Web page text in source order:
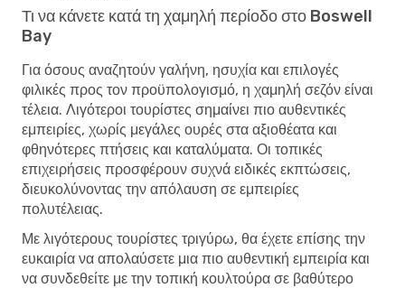
Τι να κάνετε κατά τη χαμηλή περίοδο στο Boswell
Bay
Για όσους αναζητούν γαλήνη, ησυχία και επιλογές
φιλικές προς τον προϋπολογισμό, η χαμηλή σεζόν είναι
τέλεια. Λιγότεροι τουρίστες σημαίνει πιο αυθεντικές
εμπειρίες, χωρίς μεγάλες ουρές στα αξιοθέατα και
φθηνότερες πτήσεις και καταλύματα. Οι τοπικές
επιχειρήσεις προσφέρουν συχνά ειδικές εκπτώσεις,
διευκολύνοντας την απόλαυση σε εμπειρίες
πολυτέλειας.
Με λιγότερους τουρίστες τριγύρω, θα έχετε επίσης την
ευκαιρία να απολαύσετε μια πιο αυθεντική εμπειρία και
να συνδεθείτε με την τοπική κουλτούρα σε βαθύτερο